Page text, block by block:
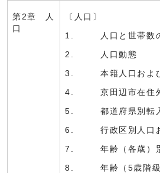
第2章 人
口
〔人口〕
1. 人口と世帯数
2. 人口動態
3. 本籍人口および
4. 京田辺市在住外
5. 都道府県別転入
6. 行政区別人口お
7. 年齢（各歳）別
8. 年齢（5歳階級